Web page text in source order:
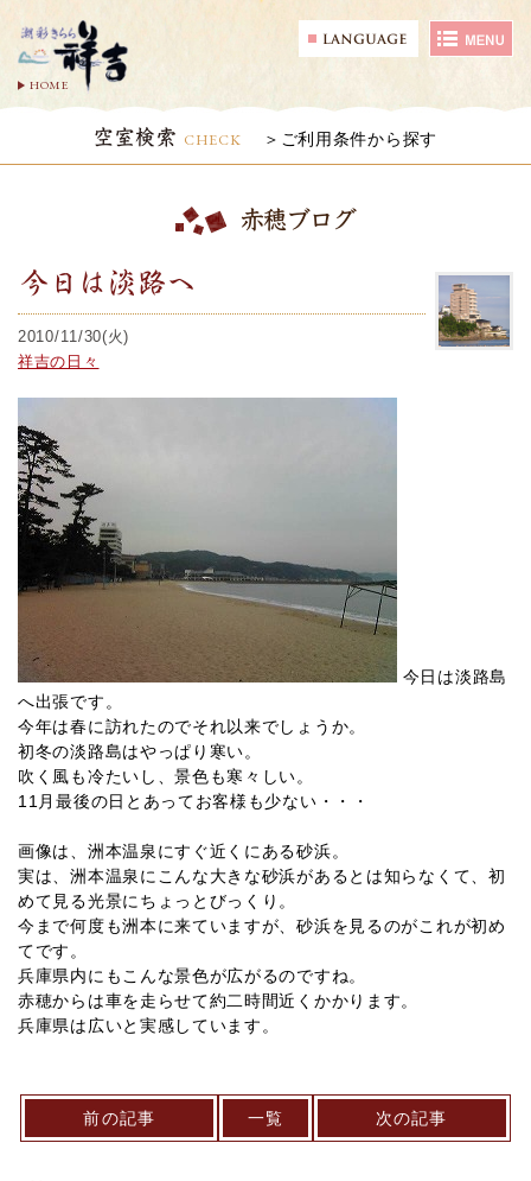
HOME
空室検索 CHECK ご利用条件から探す
赤穂ブログ
今日は淡路へ
2010/11/30(火)
祥吉の日々
今日は淡路島
へ出張です。
今年は春に訪れたのでそれ以来でしょうか。
初冬の淡路島はやっぱり寒い。
吹く風も冷たいし、景色も寒々しい。
11月最後の日とあってお客様も少ない・・・
画像は、洲本温泉にすぐ近くにある砂浜。
実は、洲本温泉にこんな大きな砂浜があるとは知らなくて、初
めて見る光景にちょっとびっくり。
今まで何度も洲本に来ていますが、砂浜を見るのがこれが初め
てです。
兵庫県内にもこんな景色が広がるのですね。
赤穂からは車を走らせて約二時間近くかかります。
兵庫県は広いと実感しています。
前の記事 一覧 次の記事